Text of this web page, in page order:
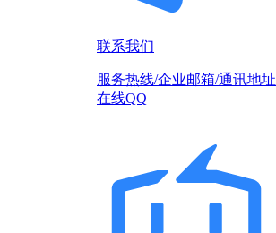
联系我们
服务热线/企业邮箱/通讯地址
在线QQ